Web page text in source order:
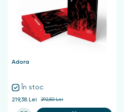
Adora
În stoc
219,38 Lei 292,50 Lei